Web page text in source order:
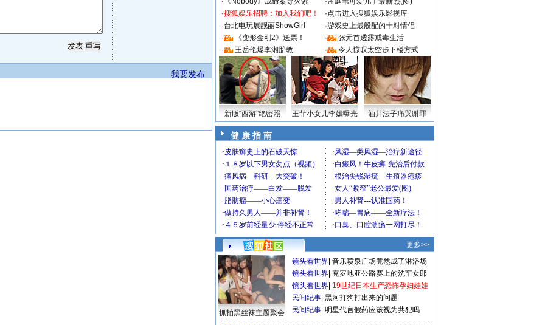
我要发布
·搜狐娱乐招聘：加入我们吧！ ·点击进入搜狐娱乐影视库
·台北电玩展靓丽ShowGirl ·游戏史上最般配的十对情侣
·
《变形金刚2》送票！ ·
张元首透露戒毒生活
·
王岳伦爆李湘胎教 · 令人惊叹太空步下楼方式
新版“西游”绝密照 王菲小女儿李嫣曝光 酒井法子痛哭谢罪
健 康 指 南
更多>>
抓拍黑丝袜主题聚会
镜头看世界 音乐喷泉广场竟然成了淋浴场
镜头看世界 克罗地亚公路赛上的洗车女郎
镜头看世界 19世纪日本生产恐怖孕妇娃娃
民间纪事 黑河打狗打出来的问题
民间纪事 明星代言假药应该视为共犯吗